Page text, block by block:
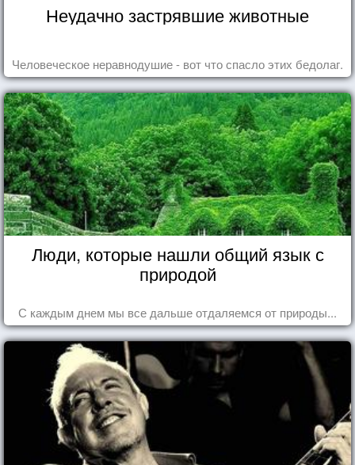
Неудачно застрявшие животные
Человеческое неравнодушие - вот что спасло этих бедолаг.
Люди, которые нашли общий язык с
природой
С каждым днем мы все дальше отдаляемся от природы...